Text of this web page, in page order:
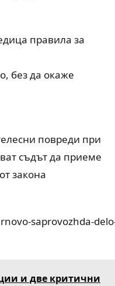
правила за
без да окаже
повреди при
съдът да приеме
закона
saprovozhda-
и две критични